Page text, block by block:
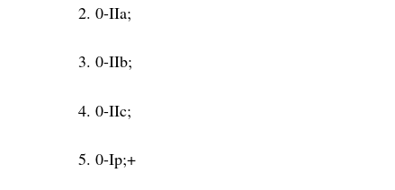
2. 0-IIa;
3. 0-IIb;
4. 0-IIc;
5. 0-Ip;+